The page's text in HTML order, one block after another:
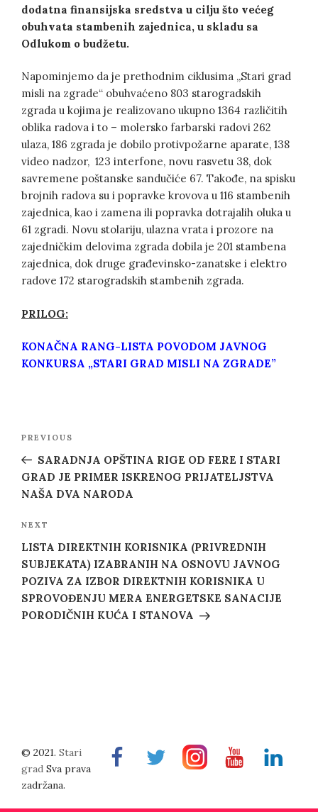
dodatna finansijska sredstva u cilju što većeg
obuhvata stambenih zajednica, u skladu sa
Odlukom o budžetu.
Napominjemo da je prethodnim ciklusima „Stari grad
misli na zgrade“ obuhvaćeno 803 starogradskih
zgrada u kojima je realizovano ukupno 1364 različitih
oblika radova i to – molersko farbarski radovi 262
ulaza, 186 zgrada je dobilo protivpožarne aparate, 138
video nadzor, 123 interfone, novu rasvetu 38, dok
savremene poštanske sandučiće 67. Takođe, na spisku
brojnih radova su i popravke krovova u 116 stambenih
zajednica, kao i zamena ili popravka dotrajalih oluka u
61 zgradi. Novu stolariju, ulazna vrata i prozore na
zajedničkim delovima zgrada dobila je 201 stambena
zajednica, dok druge građevinsko-zanatske i elektro
radove 172 starogradskih stambenih zgrada.
PRILOG:
KONAČNA RANG-LISTA POVODOM JAVNOG
KONKURSA „STARI GRAD MISLI NA ZGRADE”
Previous
Post
PREVIOUS
SARADNJA OPŠTINA RIGE OD FERE I STARI
GRAD JE PRIMER ISKRENOG PRIJATELJSTVA
NAŠA DVA NARODA
Next
Post
NEXT
LISTA DIREKTNIH KORISNIKA (PRIVREDNIH
SUBJEKATA) IZABRANIH NA OSNOVU JAVNOG
POZIVA ZA IZBOR DIREKTNIH KORISNIKA U
SPROVOĐENJU MERA ENERGETSKE SANACIJE
PORODIČNIH KUĆA I STANOVA
FacebookTwitterInstragramYoutubeLinkedin
© 2021. Stari
grad Sva prava
zadržana.